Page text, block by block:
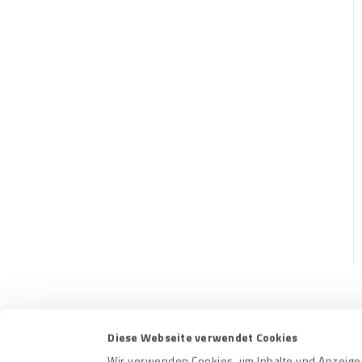
Diese Webseite verwendet Cookies
Kontakt